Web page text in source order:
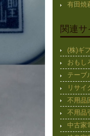
有田焼
関連サ
(株)ギ
おもし
テーブ
リサイ
不用品
不用品
中古家